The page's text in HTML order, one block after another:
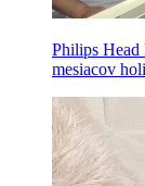
Philips Head
mesiacov